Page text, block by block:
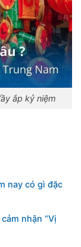
ắp kỷ niệm
nay có gì đặc
nhận “Vị